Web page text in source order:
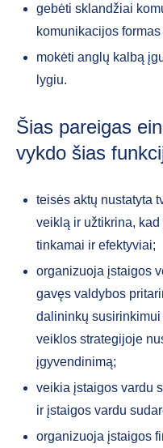
gebėti sklandžiai
komunikacijos
mokėti anglų kalbą
lygiu.
Šias pareigas
vykdo šias
teisės aktų nustatyta
veiklą ir užtikrina,
tinkamai ir efektyviai;
organizuoja įstaigos
gavęs valdybos
dalininkų
veiklos strategijoje
įgyvendinimą;
veikia įstaigos vardu
ir įstaigos vardu
organizuoja įstaigos